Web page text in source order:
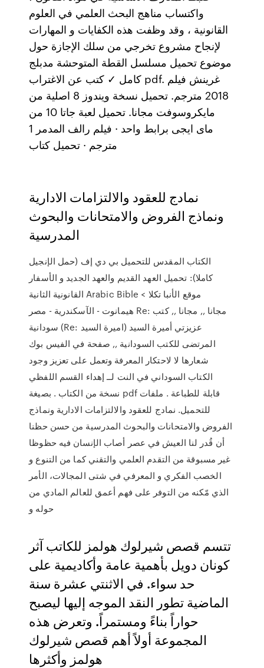
واكتساب مناهج البحث العلمي في العلوم
القانونية ، وقد وظفت هذه الكفايات و المهارات
لإنجاح مشروع تخرجي من سلك الإجازة حول
موضوع تحميل مسلسل القطة المتوحشة مدبلج
كامل ✓ كتب عن الاغتراب pdf. غرينش فيلم
2018 مترجم. تحميل نسخة ويندوز 8 اصلية من
مايكروسوفت مجانا. تحميل لعبة جاتا 10 من
ماى ايجى برابط واحد · فيلم رالف المدمر 1
مترجم · تحميل كتاب
نمادج للعقود والالتزامات الادارية
ونماذج الفروض والامتحانات والبحوث
المدرسية
الكتاب المقدس للتحميل بي دي إف (حمل الإنجيل
كاملا): تحميل العهد القديم والعهد الجديد و الأسفار
القانونية الثانية Arabic Bible < موقع الأنبا تكلا
هيمانوت - الآسكندرية - مصر Re: مجانا ,, مجانا ,, كتب
سودانية (Re: اميرة السيد) عزيزتي أميرة السيد
المرتضى للكتب السودانية ,, صفحة في الفيس بوك
شعارها لا لاحتكار المعرفة وتعمل على تعزيز وجود
الكتاب السوداني في النت لــ إهداء القسم اللفظي
نسخة من الكتاب . بصيغة pdf قابلة للطباعة . ملفات
للتحميل. نمادج للعقود والالتزامات الادارية ونماذج
الفروض والامتحانات والبحوث المدرسية من حسن حظنا
أن قُدر لنا العيش في عصر أصاب الإنسان فيه حظوظا
غير مسبوقة من التقدم العلمي والتقني كما من التنوع و
الخصب الفكري و المعرفي في شتى المجالات، الأمر
الذي مّكنه من التوفر على فهم أعمق للعالم المادي من
حوله و
تتسم قصص شيرلوك هولمز للكاتب آثر
كونان دويل بأهمية عامة وأكاديمية على
حد سواء. في الاثنتي عشرة سنة
الماضية تطور النقد الموجه إليها ليصبح
حواراً بناءً ومستمراً. وتعرض هذه
المجموعة أولاً أهم قصص شيرلوك
هولمز وأكثرها